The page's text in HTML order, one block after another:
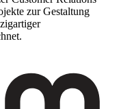
zur Gestaltung